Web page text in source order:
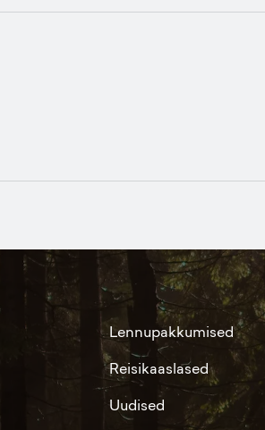
Lennupakkumised
Reisikaaslased
Uudised